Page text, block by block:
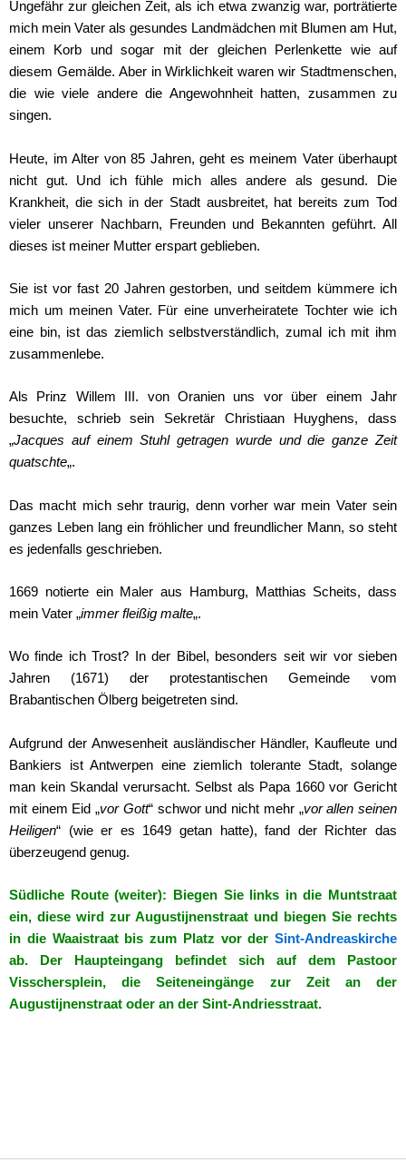
Ungefähr zur gleichen Zeit, als ich etwa zwanzig war, porträtierte
mich mein Vater als gesundes Landmädchen mit Blumen am Hut,
einem Korb und sogar mit der gleichen Perlenkette wie auf
diesem Gemälde. Aber in Wirklichkeit waren wir Stadtmenschen,
die wie viele andere die Angewohnheit hatten, zusammen zu
singen.
Heute, im Alter von 85 Jahren, geht es meinem Vater überhaupt
nicht gut. Und ich fühle mich alles andere als gesund. Die
Krankheit, die sich in der Stadt ausbreitet, hat bereits zum Tod
vieler unserer Nachbarn, Freunden und Bekannten geführt. All
dieses ist meiner Mutter erspart geblieben.
Sie ist vor fast 20 Jahren gestorben, und seitdem kümmere ich
mich um meinen Vater. Für eine unverheiratete Tochter wie ich
eine bin, ist das ziemlich selbstverständlich, zumal ich mit ihm
zusammenlebe.
Als Prinz Willem III. von Oranien uns vor über einem Jahr
besuchte, schrieb sein Sekretär Christiaan Huyghens, dass
„Jacques auf einem Stuhl getragen wurde und die ganze Zeit
quatschte„.
Das macht mich sehr traurig, denn vorher war mein Vater sein
ganzes Leben lang ein fröhlicher und freundlicher Mann, so steht
es jedenfalls geschrieben.
1669 notierte ein Maler aus Hamburg, Matthias Scheits, dass
mein Vater „immer fleißig malte„.
Wo finde ich Trost? In der Bibel, besonders seit wir vor sieben
Jahren (1671) der protestantischen Gemeinde vom
Brabantischen Ölberg beigetreten sind.
Aufgrund der Anwesenheit ausländischer Händler, Kaufleute und
Bankiers ist Antwerpen eine ziemlich tolerante Stadt, solange
man kein Skandal verursacht. Selbst als Papa 1660 vor Gericht
mit einem Eid „vor Gott“ schwor und nicht mehr „vor allen seinen
Heiligen“ (wie er es 1649 getan hatte), fand der Richter das
überzeugend genug.
Südliche Route (weiter): Biegen Sie links in die Muntstraat
ein, diese wird zur Augustijnenstraat und biegen Sie rechts
in die Waaistraat bis zum Platz vor der Sint-Andreaskirche
ab. Der Haupteingang befindet sich auf dem Pastoor
Visschersplein, die Seiteneingänge zur Zeit an der
Augustijnenstraat oder an der Sint-Andriesstraat.